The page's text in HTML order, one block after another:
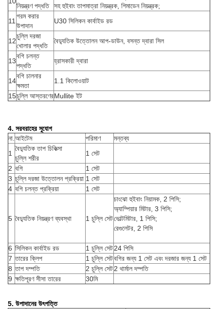
নিয়ন্ত্রণ পদ্ধতি
সহ হুইবাং তাপমাত্রা নিয়ন্ত্রক, শিমাডেন নিয়ন্ত্রক;
11
গরম করার
উপাদান
U30 সিলিকন কার্বাইড রড
12
চুল্লি দরজা
খোলার পদ্ধতি
বৈদ্যুতিক উত্তোলন আপ-ডাউন, বসন্ত দ্বারা সিল
13
বগি চলন্ত
পদ্ধতি
হ্রাসকারী দ্বারা
14
বগি চালনার
ক্ষমতা
1.1 কিলোওয়াট
15চুল্লি আস্তরণেরMullite ইট
4. সরবরাহের সুযোগ
না.আইটেম পরিমাণ
মন্তব্য
1
বৈদ্যুতিক তাপ চিকিত্সা
চুল্লি শরীর
1 সেট
2 বগি
1 সেট
3 চুল্লি দরজা উত্তোলন প্রক্রিয়া 1 সেট
4 বগি চলন্ত প্রক্রিয়া 1 সেট
5 বৈদ্যুতিক নিয়ন্ত্রণ ব্যবস্থা 1 চুল্লি সেট
চাংঝো হুইবাং নিয়ামক, 2 পিসি;
অ্যাম্পিয়ার মিটার, 3 পিসি;
ভোল্টমিটার, 1 পিসি;
রেগুলেটর, 2 পিসি
6 সিলিকন কার্বাইড রড 1 চুল্লি সেট24 পিসি
7 তারের ক্লিপ 1 চুল্লি সেটবগির জন্য 1 সেট এবং দরজার জন্য 1 সেট
8 তাপ দম্পতি 2 চুল্লি সেট2 থার্মাল দম্পতি
9 ক্ষতিপূরণ সীসা তারের 30মি
5. উপাদানের উৎপত্তি